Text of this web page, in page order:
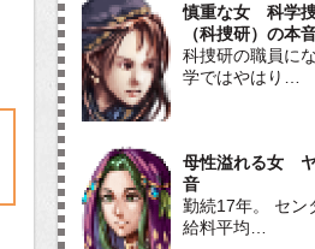
慎重な女 科学
（科捜研）の本
科捜研の職員に
学ではやはり…
母性溢れる女
音
勤続17年。 セン
給料平均…